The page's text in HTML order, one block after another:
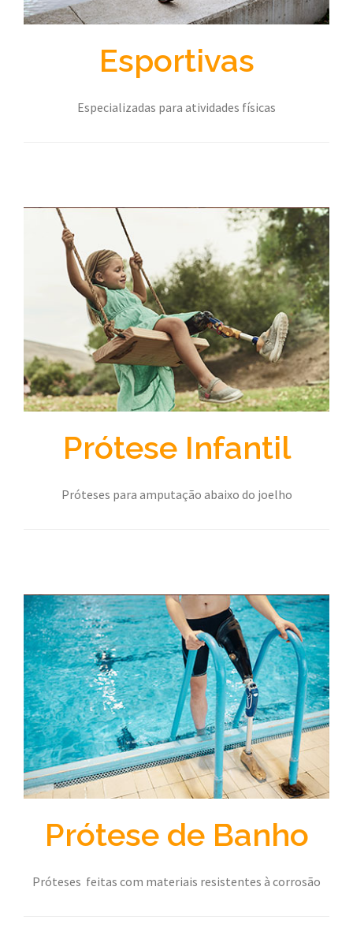
Esportivas
Especializadas para atividades físicas
Prótese Infantil
Próteses para amputação abaixo do joelho
Prótese de Banho
Próteses feitas com materiais resistentes à corrosão